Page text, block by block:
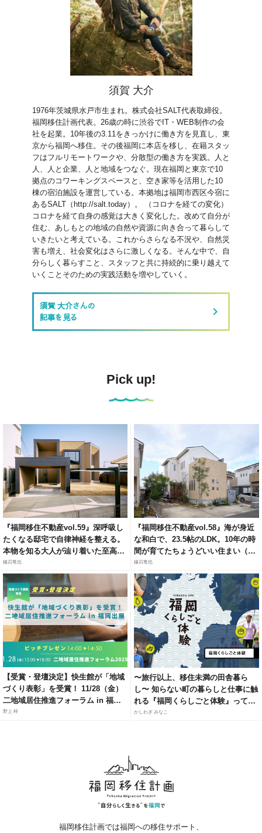
須賀 大介
1976年茨城県水戸市生まれ。株式会社SALT代表取締役。
福岡移住計画代表。26歳の時に渋谷でIT・WEB制作の会
社を起業。10年後の3.11をきっかけに働き方を見直し、東
京から福岡へ移住。その後福岡に本店を移し、在籍スタッ
フはフルリモートワークや、分散型の働き方を実践。人と
人、人と企業、人と地域をつなぐ。現在福岡と東京で10
拠点のコワーキングスペースと、空き家等を活用した10
棟の宿泊施設を運営している。本拠地は福岡市西区今宿に
あるSALT（http://salt.today）。 （コロナを経ての変化）
コロナを経て自身の感覚は大きく変化した。改めて自分が
住む、あしもとの地域の自然や資源に向き合って暮らして
いきたいと考えている。これからさらなる不況や、自然災
害も増え、社会変化はさらに激しくなる。そんな中で、自
分らしく暮らすこと、スタッフと共に持続的に乗り越えて
いくことそのための実践活動を増やしていく。
須賀 大介さんの
記事を見る
keyboard_arrow_right
Pick up!
『福岡移住不動産vol.59』深呼吸し
たくなる邸宅で自律神経を整える。
本物を知る大人が辿り着いた至高の
リトリート（福岡市城南区梅林）
鎌苅竜也
『福岡移住不動産vol.58』海が身近
な和白で、23.5帖のLDK。10年の時
間が育てたちょうどいい住まい（福
岡市東区和白6）
鎌苅竜也
【受賞・登壇決定】快生館が「地域
づくり表彰」を受賞！ 11/28（金）
二地域居住推進フォーラム in 福岡
にて、官民連携モデルによる「居・
野上 梓
〜旅行以上、移住未満の田舎暮ら
し〜 知らない町の暮らしと仕事に触
れる『福岡くらしごと体験』って知
ってる？
かしわぎ みなこ
福岡移住計画では福岡への移住サポート、